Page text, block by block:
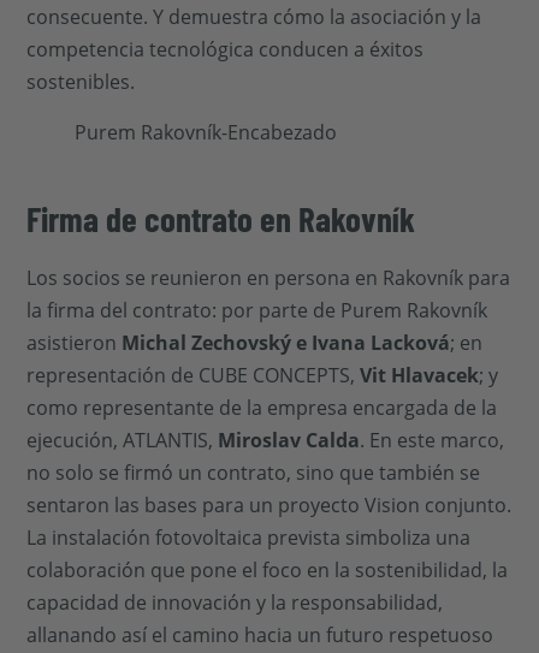
consecuente. Y demuestra cómo la asociación y la
competencia tecnológica conducen a éxitos
sostenibles.
Firma de contrato en Rakovník
Los socios se reunieron en persona en Rakovník para
la firma del contrato: por parte de Purem Rakovník
asistieron Michal Zechovský e Ivana Lacková; en
representación de CUBE CONCEPTS,Vit Hlavacek; y
como representante de la empresa encargada de la
ejecución, ATLANTIS, Miroslav Calda. En este marco,
no solo se firmó un contrato, sino que también se
sentaron las bases para un proyecto Vision conjunto.
La instalación fotovoltaica prevista simboliza una
colaboración que pone el foco en la sostenibilidad, la
capacidad de innovación y la responsabilidad,
allanando así el camino hacia un futuro respetuoso